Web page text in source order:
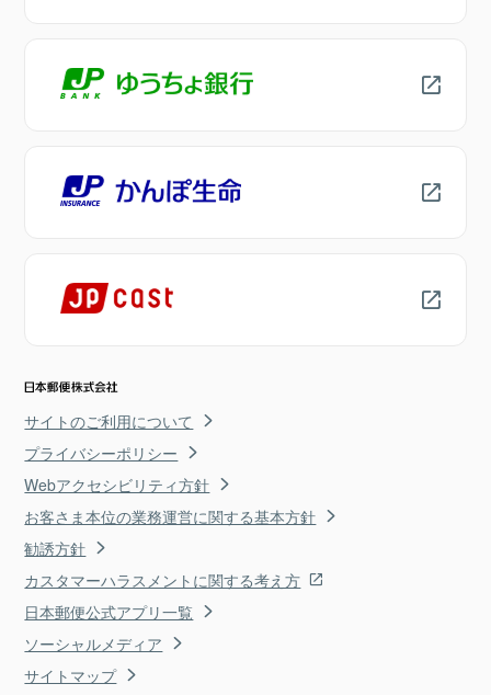
サイトのご利用について
プライバシーポリシー
Webアクセシビリティ方針
お客さま本位の業務運営に関する基本方針
勧誘方針
カスタマーハラスメントに関する考え方
日本郵便公式アプリ一覧
ソーシャルメディア
サイトマップ